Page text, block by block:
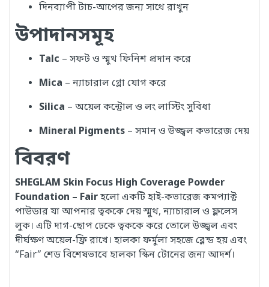
দিনব্যাপী টাচ-আপের জন্য সাথে রাখুন
উপাদানসমূহ
Talc – সফট ও স্মুথ ফিনিশ প্রদান করে
Mica – ন্যাচারাল গ্লো যোগ করে
Silica – অয়েল কন্ট্রোল ও লং লাস্টিং সুবিধা
Mineral Pigments – সমান ও উজ্জ্বল কভারেজ দেয়
বিবরণ
SHEGLAM Skin Focus High Coverage Powder
Foundation – Fairহলো একটি হাই-কভারেজ কমপ্যাক্ট
পাউডার যা আপনার ত্বককে দেয় স্মুথ, ন্যাচারাল ও ফ্ললেস
লুক। এটি দাগ-ছোপ ঢেকে ত্বককে করে তোলে উজ্জ্বল এবং
দীর্ঘক্ষণ অয়েল-ফ্রি রাখে। হালকা ফর্মুলা সহজে ব্লেন্ড হয় এবং
“Fair” শেড বিশেষভাবে হালকা স্কিন টোনের জন্য আদর্শ।